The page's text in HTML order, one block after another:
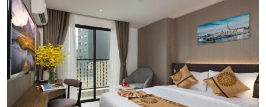
dụng
Khách nước ngoài: Không phụ thu
Điều kiện đặt & nhận phòng:
Đặt ít nhất 03 - 07 ngày trước ngày đến lưu
trú (tùy tình trạng phòng)
Giờ nhận phòng: 14h
Giờ trả phòng: 11h